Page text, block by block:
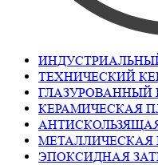
ТЕХНИЧЕСКИЙ
ГЛАЗУРОВАННЫЙ
КЕРАМИЧЕСКАЯ
МЕТАЛЛИЧЕСКАЯ
ЭПОКСИДНАЯ